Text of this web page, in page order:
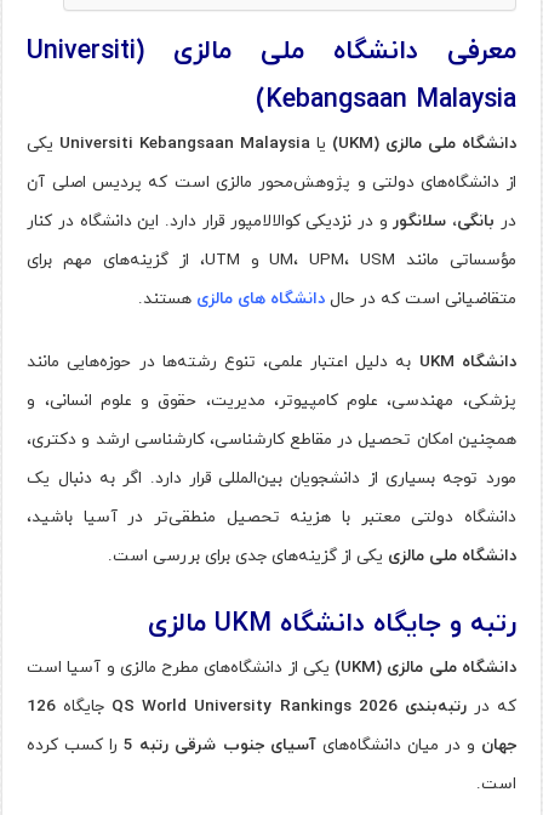
معرفی دانشگاه ملی مالزی (Universiti
Kebangsaan Malaysia)
دانشگاه ملی مالزی (UKM) یا Universiti Kebangsaan Malaysia یکی
از دانشگاه‌های دولتی و پژوهش‌محور مالزی است که پردیس اصلی آن
در بانگی، سلانگورو در نزدیکی کوالالامپور قرار دارد. این دانشگاه در کنار
مؤسساتی مانند UM، UPM، USM و UTM، از گزینه‌های مهم برای
متقاضیانی است که در حالدانشگاه‌ های مالزی هستند.
دانشگاه UKM
به دلیل اعتبار علمی، تنوع رشته‌ها در حوزه‌هایی مانند
پزشکی، مهندسی، علوم کامپیوتر، مدیریت، حقوق و علوم انسانی، و
همچنین امکان تحصیل در مقاطع کارشناسی، کارشناسی ارشد و دکتری،
مورد توجه بسیاری از دانشجویان بین‌المللی قرار دارد. اگر به دنبال یک
دانشگاه دولتی معتبر با هزینه تحصیل منطقی‌تر در آسیا باشید،
دانشگاه ملی مالزی یکی از گزینه‌های جدی برای بررسی است.
رتبه و جایگاه دانشگاه UKM مالزی
دانشگاه ملی مالزی (UKM)
یکی از دانشگاه‌های مطرح مالزی و آسیا است
که دررتبه‌بندی QS World University Rankings 2026 جایگاه 126
جهان و در میان دانشگاه‌هایآسیای جنوب شرقی رتبه 5 را کسب کرده
است.